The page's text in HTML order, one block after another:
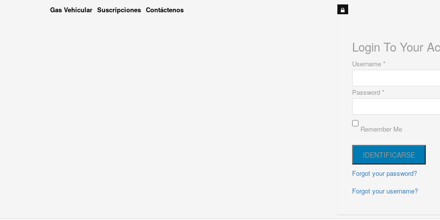
Gas Vehicular Suscripciones Contáctenos
Login To Your
Username *
Password *
Remember Me
Forgot your password?
Forgot your username?